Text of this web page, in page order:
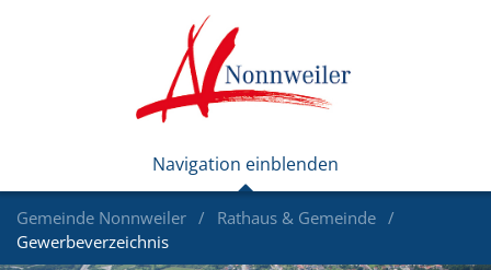
Gemeinde Nonnweiler
Rathaus & Gemeinde
Gewerbeverzeichnis